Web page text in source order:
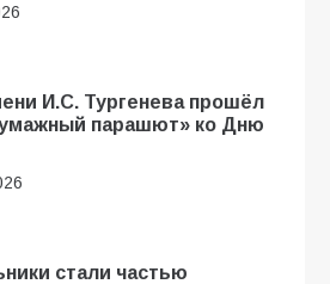
И.С. Тургенева прошёл
парашют» ко Дню
стали частью